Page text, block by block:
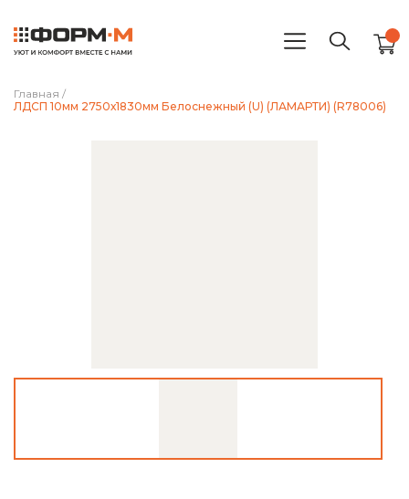
Главная /
ЛДСП 10мм 2750х1830мм Белоснежный (U) (ЛАМАРТИ) (R78006)